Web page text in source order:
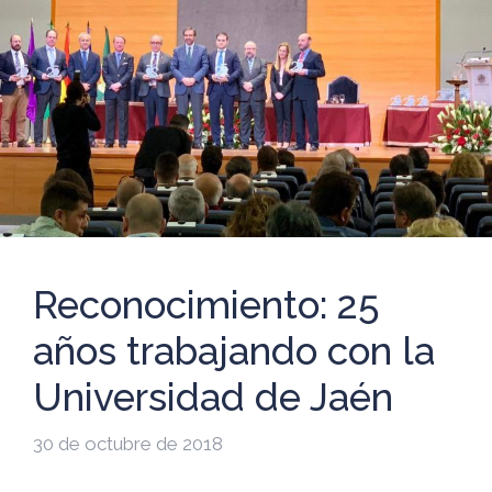
Reconocimiento: 25
años trabajando con la
Universidad de Jaén
30 de octubre de 2018